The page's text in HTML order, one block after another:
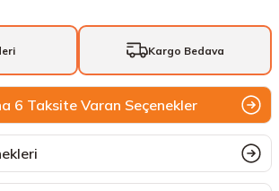
Kargo Bedava
6 Taksite Varan Seçenekler